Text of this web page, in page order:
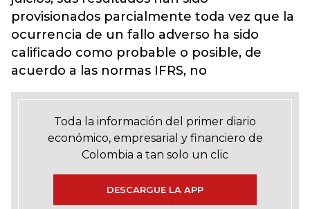
provisionados parcialmente toda vez que la
ocurrencia de un fallo adverso ha sido
calificado como probable o posible, de
acuerdo a las normas IFRS, no
Toda la información del primer diario
económico, empresarial y financiero de
Colombia a tan solo un clic
DESCARGUE LA APP